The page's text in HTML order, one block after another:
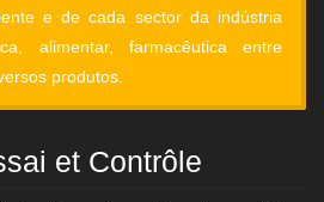
e de cada sector da indústria
alimentar, farmacêutica entre
produtos.
et Contrôle